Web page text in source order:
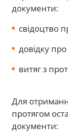
документи:
свідоцтво
довідку
витяг з
Для
протягом
документи: